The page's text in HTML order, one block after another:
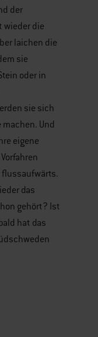
der
wieder die
laichen die
sie
oder in
sie sich
machen. Und
eigene
flussaufwärts.
das
gehört? Ist
hat das